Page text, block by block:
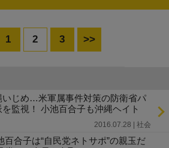
1 2 3 >>
いじめ…米軍属事件対策の防衛省パ
監視！ 小池百合子も沖縄ヘイト
2016.07.28 | 社会
合子は“自民党ネトサポ”の親玉だ